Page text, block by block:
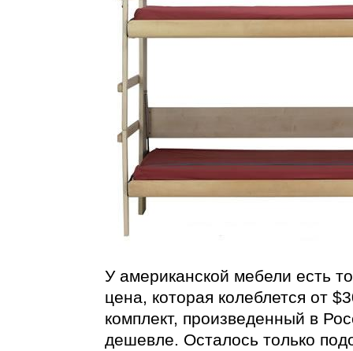
У американской мебели есть
цена, которая колеблется от
комплект, произведенный в
дешевле. Осталось только